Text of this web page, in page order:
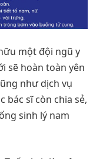
một đội ngũ y
sẽ hoàn toàn yên
như dịch vụ
bác sĩ còn chia sẻ,
sinh lý nam